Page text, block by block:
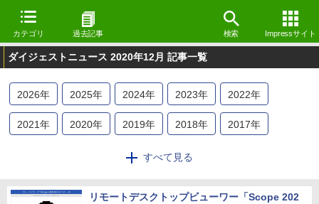
カテゴリ 過去記事 検索 Impressサイト
ダイジェストニュース 2020年12月 記事一覧
2026年 2025年 2024年 2023年 2022年
2021年 2020年 2019年 2018年 2017年
2014年 2013
すべて見る
リモートデスクトップビューワー「Scope 202